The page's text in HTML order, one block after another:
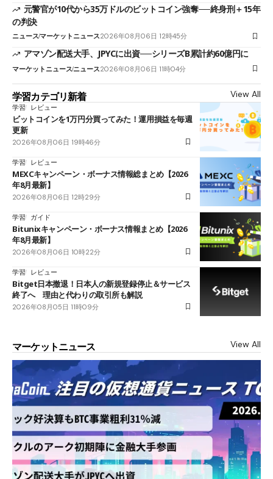
元警官が10代から35万ドルのビットコイン強奪──終身刑＋15年
の判決
ニュースマーケットニュース2026年08月06日 12時45分
アマゾン配送大手、JPYCに出資──シリーズB累計約60億円に
マーケットニュースニュース2026年08月06日 11時04分
学習カテゴリ新着 View All
学習 レビュー
ビットコインを1万円分買ってみた！運用損益を毎週
更新
2026年08月06日 19時46分
学習 レビュー
MEXCキャンペーン・ボーナス情報総まとめ【2026
年8月最新】
2026年08月06日 12時29分
学習 ガイド
Bitunixキャンペーン・ボーナス情報まとめ【2026
年8月最新】
2026年08月06日 10時22分
学習 レビュー
Bitget日本撤退！日本人の新規登録停止＆サービス
終了へ 理由と代わりの取引所も解説
2026年08月05日 11時09分
マーケットニュース View All